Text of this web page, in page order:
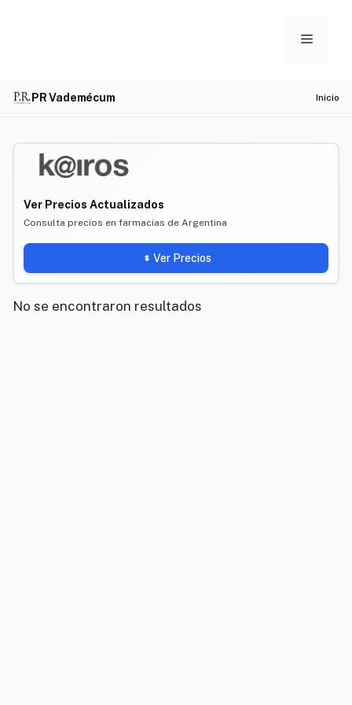
Menu
PR Vademécum Inicio
Ver Precios Actualizados
Consulta precios en farmacias de Argentina
Ver Precios
No se encontraron resultados